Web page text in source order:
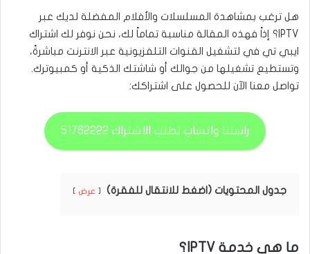
هل ترغب بمشاهدة المسلسلات والأفلام المفضلة لديك عبر
IPTV؟ إذاً فهذه المقالة مناسبة تماماً لك، نحن نوفر لك اشتراك
ايبي تي في لتشغيل القنوات التلفزيونية عبر الانترنت مباشرةً،
وتستطيع تشغيلها من جوالك أو شاشتك الذكية أو كمبيوترك.
تواصل معنا الآن للحصول على اشتراكك:
راسلنا واتساب لطلب الاشتراك 51762222
جدول المحتويات (اضغط للانتقال للفقرة) عرض
ما هي خدمة IPTV؟